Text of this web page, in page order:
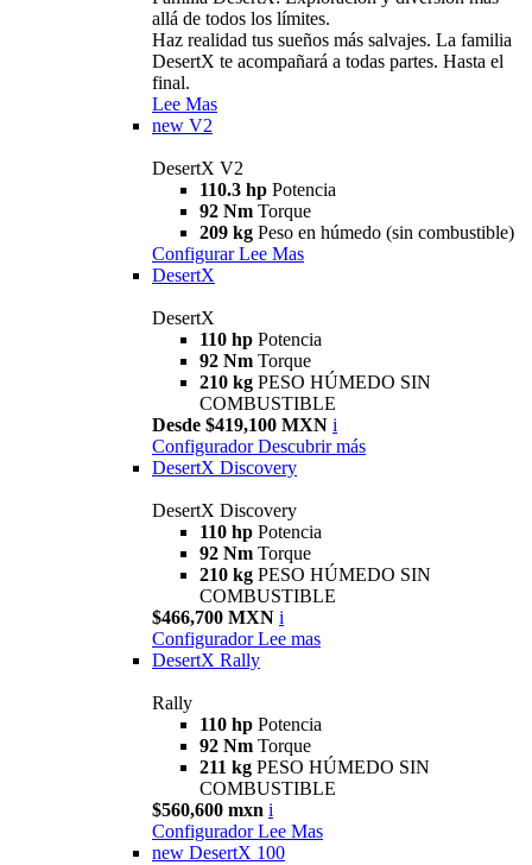
allá de todos los límites.
Haz realidad tus sueños más salvajes. La familia
DesertX te acompañará a todas partes. Hasta el
final.
Lee Mas
new V2
DesertX V2
110.3 hp Potencia
92 Nm Torque
209 kg Peso en húmedo (sin combustible)
Configurar Lee Mas
DesertX
DesertX
110 hp Potencia
92 Nm Torque
210 kg PESO HÚMEDO SIN
COMBUSTIBLE
Desde $419,100 MXN i
Configurador Descubrir más
DesertX Discovery
DesertX Discovery
110 hp Potencia
92 Nm Torque
210 kg PESO HÚMEDO SIN
COMBUSTIBLE
$466,700 MXN i
Configurador Lee mas
DesertX Rally
Rally
110 hp Potencia
92 Nm Torque
211 kg PESO HÚMEDO SIN
COMBUSTIBLE
$560,600 mxn i
Configurador Lee Mas
new DesertX 100